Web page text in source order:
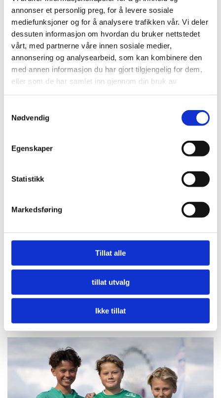
annonser et personlig preg, for å levere sosiale
mediefunksjoner og for å analysere trafikken vår. Vi deler
dessuten informasjon om hvordan du bruker nettstedet
vårt, med partnerne våre innen sosiale medier,
annonsering og analysearbeid, som kan kombinere den
med annen informasjon du har gjort tilgjengelig for dem,
eller som de har samlet inn gjennom din bruk av
Nødvendig
Egenskaper
Statistikk
Markedsføring
Tillat alle
tillat utvalg
Ikke tillat
§ 10 Omdanning/oppheving og endring av
vedtekter
Stiftelsestilsynet kan omdanne stiftelsen etter
forslag fra styret.
Beslutning om omdanning som går ut på å oppheve
stiftelsen, herunder å slå den sammen med annen
organisasjonsformer. Stiftelsens kapital skal i så fall
Det kreves 2/3 flertall i styret når/hvis det fremmes
28. april 2020
2013)
Relaterte saker